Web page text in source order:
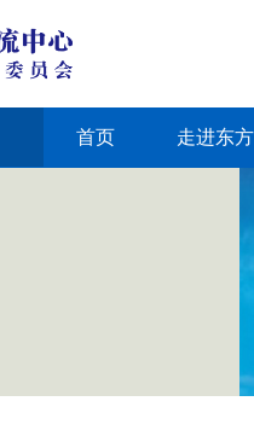
首页 走进东方